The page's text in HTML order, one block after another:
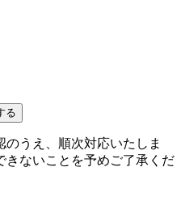
る
うえ、順次対応いたしま
きないことを予めご了承くだ